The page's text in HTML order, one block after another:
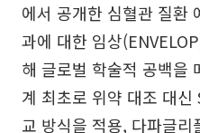
에서 공개한 심혈관 질환
과에 대한 임상
해 글로벌 학술적 공백을
계 최초로 위약 대조 대신
교 방식을 적용, 다파글